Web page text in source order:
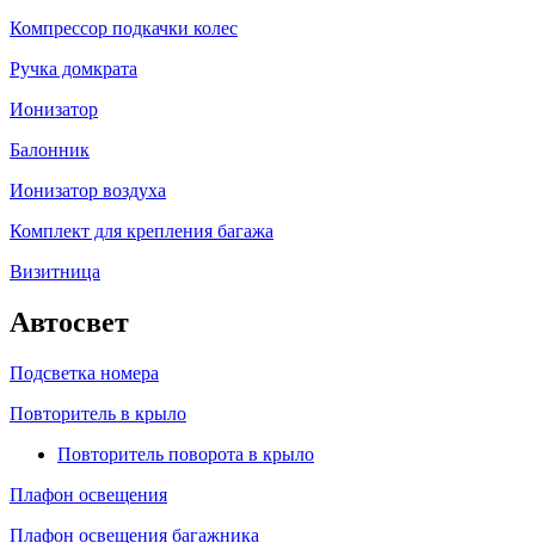
Компрессор подкачки колес
Ручка домкрата
Ионизатор
Балонник
Ионизатор воздуха
Комплект для крепления багажа
Визитница
Автосвет
Подсветка номера
Повторитель в крыло
Повторитель поворота в крыло
Плафон освещения
Плафон освещения багажника